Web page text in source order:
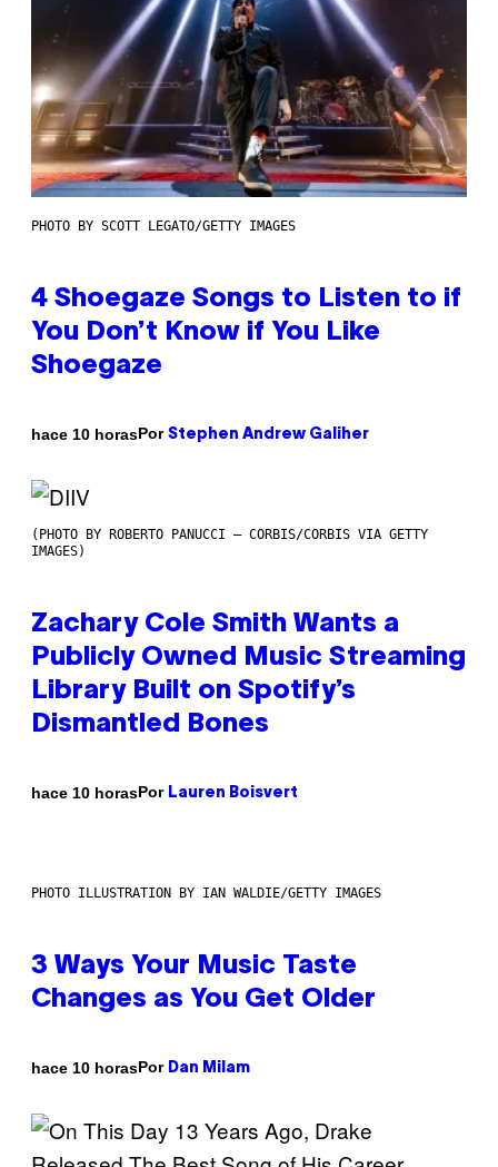
PHOTO BY SCOTT LEGATO/GETTY IMAGES
4 Shoegaze Songs to Listen to if
You Don’t Know if You Like
Shoegaze
hace 10 horasPor Stephen Andrew Galiher
(PHOTO BY ROBERTO PANUCCI – CORBIS/CORBIS VIA GETTY
IMAGES)
Zachary Cole Smith Wants a
Publicly Owned Music Streaming
Library Built on Spotify’s
Dismantled Bones
hace 10 horasPor Lauren Boisvert
PHOTO ILLUSTRATION BY IAN WALDIE/GETTY IMAGES
3 Ways Your Music Taste
Changes as You Get Older
hace 10 horasPor Dan Milam